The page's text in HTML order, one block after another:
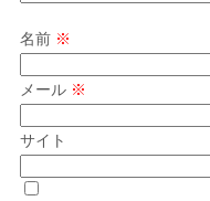
名前 ※
メール ※
サイト